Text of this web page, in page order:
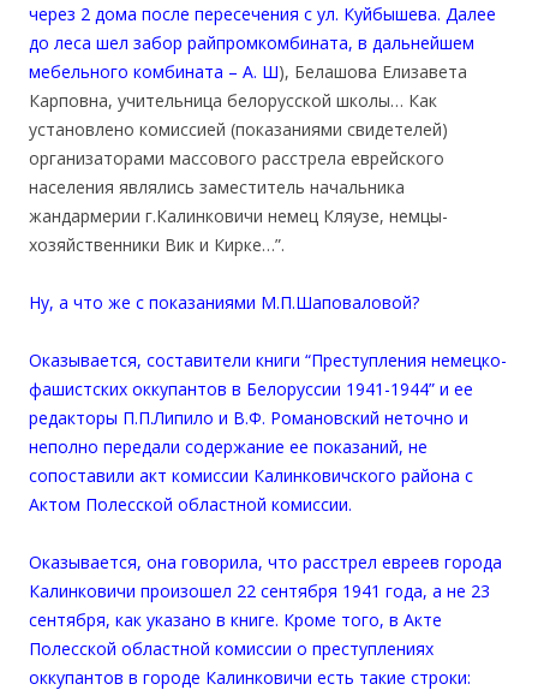
через 2 дома после пересечения с ул. Куйбышева. Далее
до леса шел забор райпромкомбината, в дальнейшем
мебельного комбината – А. Ш), Белашова Елизавета
Карповна, учительница белорусской школы… Как
установлено комиссией (показаниями свидетелей)
организаторами массового расстрела еврейского
населения являлись заместитель начальника
жандармерии г.Калинковичи немец Кляузе, немцы-
хозяйственники Вик и Кирке…”.
Ну, а что же с показаниями М.П.Шаповаловой?
Оказывается, составители книги “Преступления немецко-
фашистских оккупантов в Белоруссии 1941-1944” и ее
редакторы П.П.Липило и В.Ф. Романовский неточно и
неполно передали содержание ее показаний, не
сопоставили акт комиссии Калинковичского района с
Актом Полесской областной комиссии.
Оказывается, она говорила, что расстрел евреев города
Калинковичи произошел 22 сентября 1941 года, а не 23
сентября, как указано в книге. Кроме того, в Акте
Полесской областной комиссии о преступлениях
оккупантов в городе Калинковичи есть такие строки: